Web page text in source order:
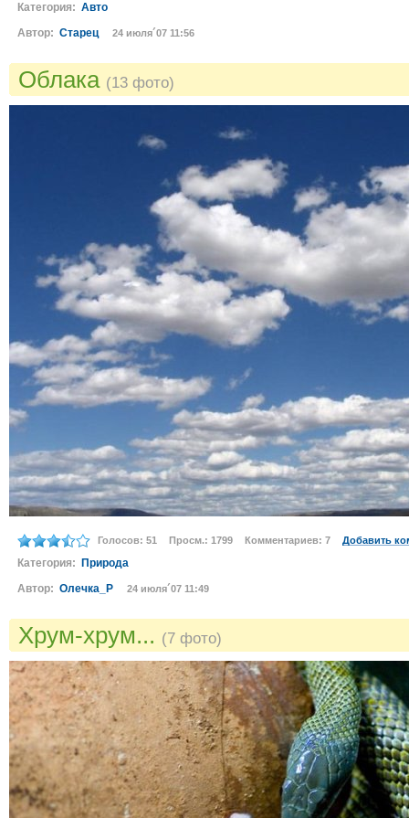
Категория: Авто
Автор: Старец 24 июля´07 11:56
Облака (13 фото)
Голосов: 51 Просм.: 1799 Комментариев: 7 Добавить
Категория:
Природа
Автор: Олечка_Р 24 июля´07 11:49
Хрум-хрум... (7 фото)